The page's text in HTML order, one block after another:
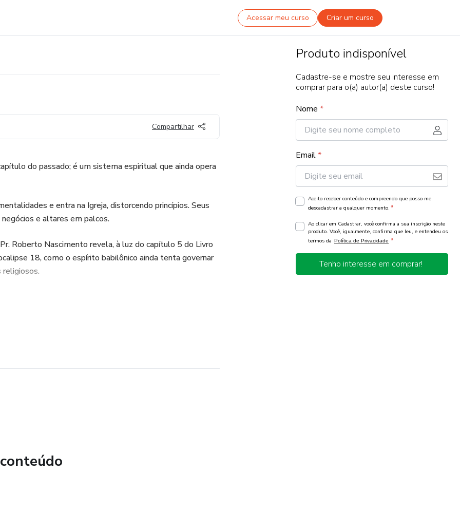
Acessar meu curso Criar um curso
Compartilhar
do passado; é um sistema espiritual que ainda opera
e entra na Igreja, distorcendo princípios. Seus
e altares em palcos.
Roberto Nascimento revela, à luz do capítulo 5 do Livro
18, como o espírito babilônico ainda tenta governar
que escraviza. O objetivo não é construir impérios
Produto indisponível
Cadastre-se e mostre seu interesse em
comprar para o(a) autor(a) deste curso!
Nome *
Email*
Aceito receber conteúdo e compreendo que posso me
descadastrar a qualquer momento. *
Ao clicar em Cadastrar, você confirma a sua inscrição neste
produto. Você, igualmente, confirma que leu, e entendeu os
termos da Política de Privacidade *
Tenho interesse em comprar!